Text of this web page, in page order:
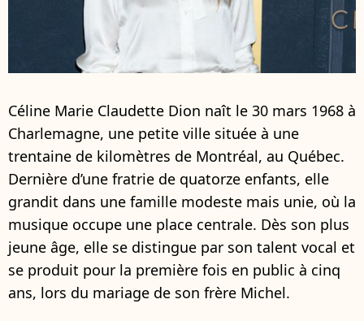
Céline Marie Claudette Dion naît le 30 mars 1968 à
Charlemagne, une petite ville située à une
trentaine de kilomètres de Montréal, au Québec.
Dernière d’une fratrie de quatorze enfants, elle
grandit dans une famille modeste mais unie, où la
musique occupe une place centrale. Dès son plus
jeune âge, elle se distingue par son talent vocal et
se produit pour la première fois en public à cinq
ans, lors du mariage de son frère Michel.